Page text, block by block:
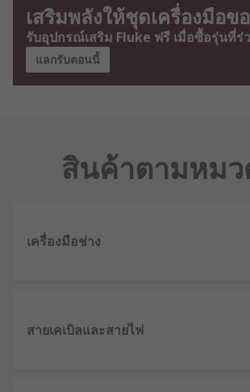
เสริมพลังให้ชุดเครื่องมือ
รับอุปกรณ์เสริม Fluke ฟรี เมื่อซื้อรุ่นที่ร่
แลกรับตอนนี้
สินค้าตามหม
เครื่องมือช่าง
สายเคเบิลและสายไฟ